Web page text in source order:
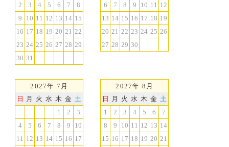
2
3 4 5 6 7
8
9
10 11 12 13 14 15
16 17 18 19 20 21 22
23 24 25 26 27 28 29
30 31
6
7 8 9 10 11 12
13 14 15 16 17 18 19
20 21 22 23 24 25 26
27 28 29 30
2027年 7月
日
月 火 水 木 金 土
1
2
3
4
5 6 7 8 9
10
11 12 13 14 15 16 17
2027年 8月
日
月 火 水 木 金 土
1
2 3 4 5 6
7
8
9 10 11 12 13 14
15 16 17 18 19 20 21